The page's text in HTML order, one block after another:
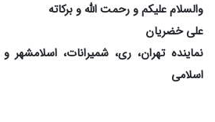
والسلام علیکم و رحمت الله و برکاته
علی خضریان
نماینده تهران، ری، شمیرانات،
اسلامی